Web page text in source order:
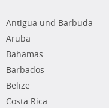
Antigua und Barbuda
Aruba
Bahamas
Barbados
Belize
Costa Rica